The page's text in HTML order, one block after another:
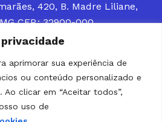
aprimorar sua experiência de
ou conteúdo personalizado e
Ao clicar em “Aceitar todos”,
uso de
420, B. Madre Liliane,
CEP.: 32900-000
4400 ou (31) 9 8309-8660
AÇÕES E SERVIÇOS
A ASSISTÊNCIA À
EM QUE ATUA, SENDO
CONSORCIADOS NA
ENFRENTADAS POR
É O COMPROMISSO DO
ICISMEP.